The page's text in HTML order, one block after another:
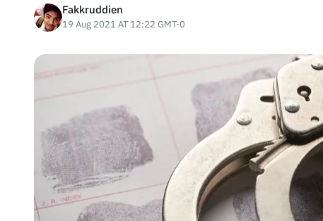
Fakkruddien
19 Aug 2021 AT 12:22 GMT-0